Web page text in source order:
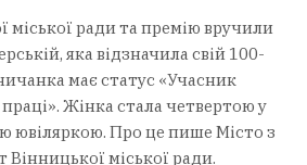
міської ради та премію вручили
яка відзначила свій 100-
має статус «Учасник
Жінка стала четвертою у
ювіляркою. Про це пише Місто з
міської ради.